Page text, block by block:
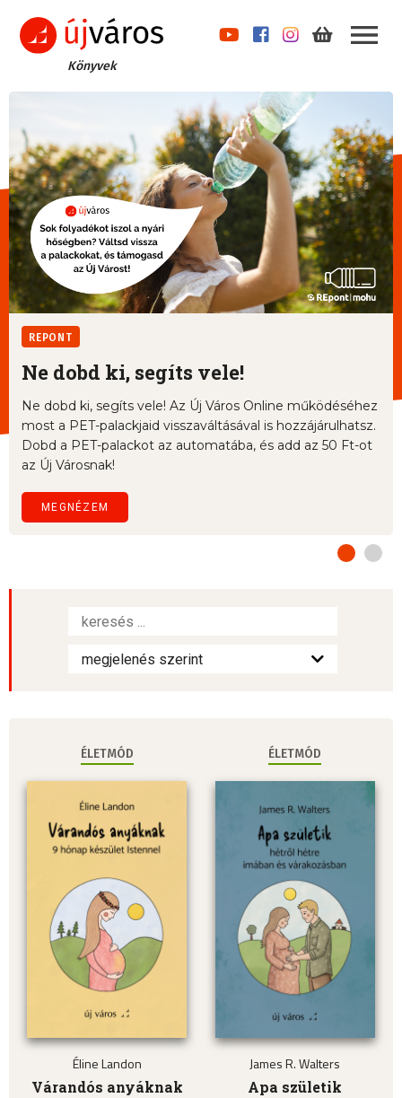
Könyvek
REPONT
Ne dobd ki, segíts vele!
Ne dobd ki, segíts vele! Az Új Város Online működéséhez
most a PET-palackjaid visszaváltásával is hozzájárulhatsz.
Dobd a PET-palackot az automatába, és add az 50 Ft-ot
az Új Városnak!
MEGNÉZEM
ÉLETMÓD
Éline Landon
Várandós anyáknak
ÉLETMÓD
James R. Walters
Apa születik